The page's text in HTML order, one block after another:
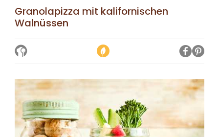
Granolapizza mit kalifornischen
Walnüssen